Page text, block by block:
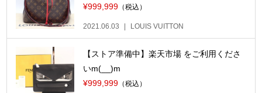
¥999,999 （税込）
2021.06.03 LOUIS VUITTON
【ストア準備中】楽天市場 をご利用くださ
いm(__)m
¥999,999 （税込）